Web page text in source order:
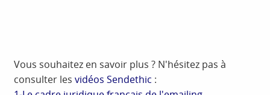
Vous souhaitez en savoir plus ? N'hésitez pas à
consulter lesvidéos Sendethic :